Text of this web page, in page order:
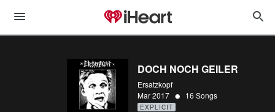
DOCH NOCH GEILER
Ersatzkopf
Mar 2017 • 16 Songs
EXPLICIT